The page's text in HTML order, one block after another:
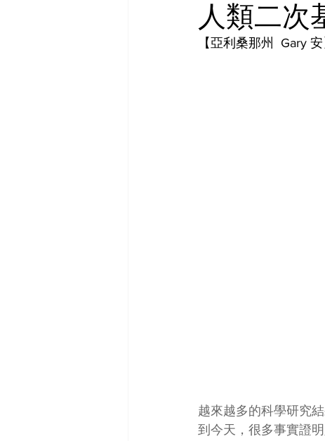
人類二次
【亞利桑那州  Gary 安
越來越多的科學研究
到今天，很多事實證